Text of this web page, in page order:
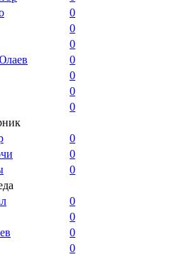
0
0
0
0
0
0
0
0
0
0
0
0
0
0